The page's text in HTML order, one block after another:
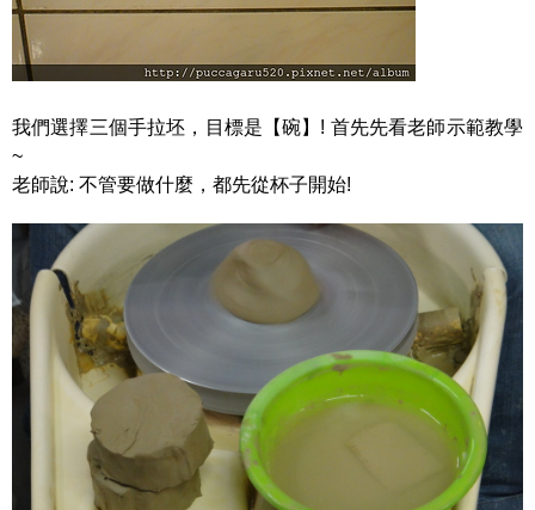
我們選擇三個手拉坯，目標是【碗】! 首先先看老師示範教學
~
老師說: 不管要做什麼，都先從杯子開始!